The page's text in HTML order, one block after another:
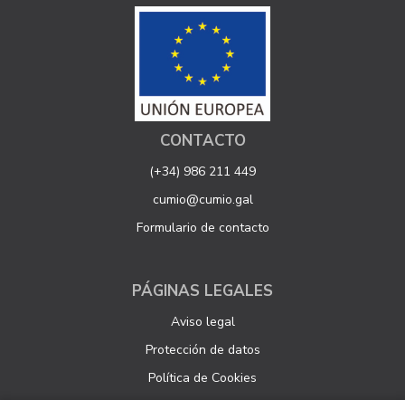
CONTACTO
(+34) 986 211 449
cumio@cumio.gal
Formulario de contacto
PÁGINAS LEGALES
Aviso legal
Protección de datos
Política de Cookies